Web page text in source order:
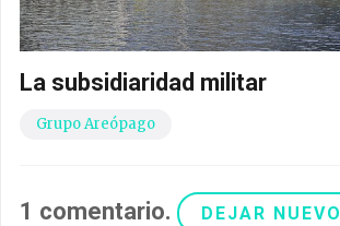
La subsidiaridad militar
Grupo Areópago
1 comentario. DEJAR NUEVO